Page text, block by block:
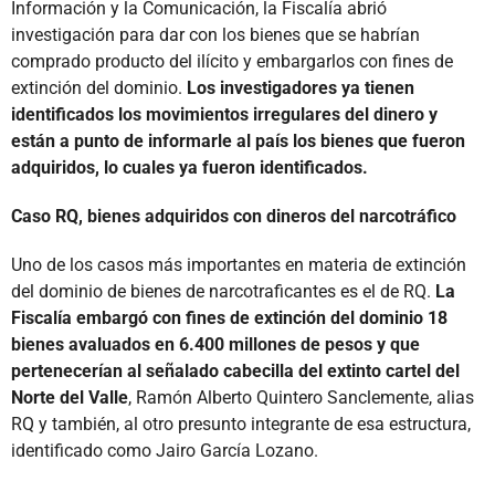
Información y la Comunicación, la Fiscalía abrió
investigación para dar con los bienes que se habrían
comprado producto del ilícito y embargarlos con fines de
extinción del dominio. Los investigadores ya tienen
identificados los movimientos irregulares del dinero y
están a punto de informarle al país los bienes que fueron
adquiridos, lo cuales ya fueron identificados.
Caso RQ, bienes adquiridos con dineros del narcotráfico
Uno de los casos más importantes en materia de extinción
del dominio de bienes de narcotraficantes es el de RQ. La
Fiscalía embargó con fines de extinción del dominio 18
bienes avaluados en 6.400 millones de pesos y que
pertenecerían al señalado cabecilla del extinto cartel del
Norte del Valle, Ramón Alberto Quintero Sanclemente, alias
RQ y también, al otro presunto integrante de esa estructura,
identificado como Jairo García Lozano.